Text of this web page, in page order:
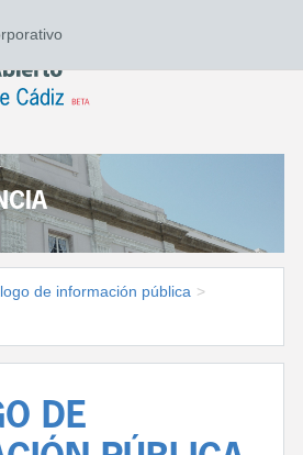
de información pública >
DE